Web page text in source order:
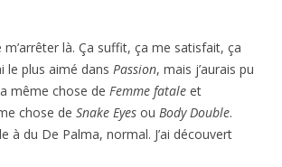
m’arrêter là. Ça suffit, ça me satisfait, ça
le plus aimé dans Passion, mais j’aurais pu
même chose de Femme fatale et
chose de Snake Eyes ou Body Double.
à du De Palma, normal. J’ai découvert